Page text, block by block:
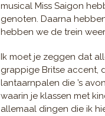
musical Miss Saigon
genoten. Daarna
hebben we de trein
Ik moet je zeggen dat
grappige Britse accent,
lantaarnpalen die ’s
waarin je klassen met
allemaal dingen die ik